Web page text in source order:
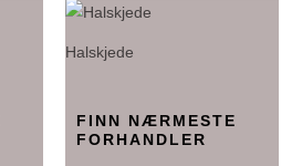
Halskjede
FINN NÆRMESTE
FORHANDLER